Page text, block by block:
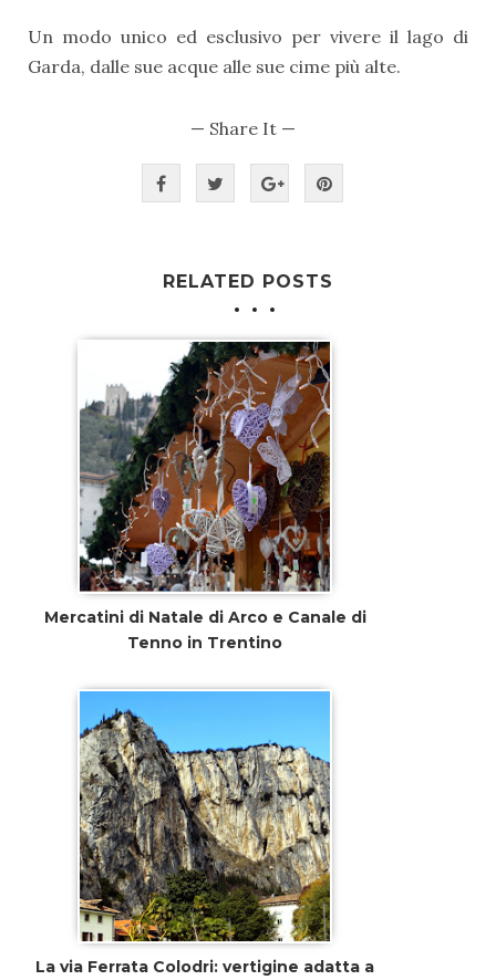
Un modo unico ed esclusivo per vivere il lago di
Garda, dalle sue acque alle sue cime più alte.
— Share It —
RELATED POSTS
Mercatini di Natale di Arco e Canale di
Tenno in Trentino
La via Ferrata Colodri: vertigine adatta a